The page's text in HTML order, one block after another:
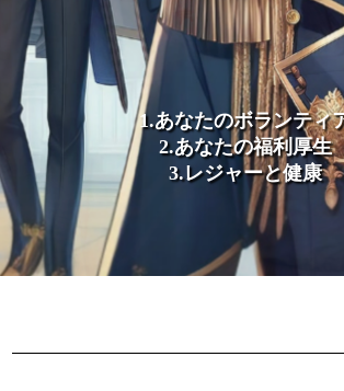
1.あなたのボランティ
2.あなたの福利厚生
3.レジャーと健康